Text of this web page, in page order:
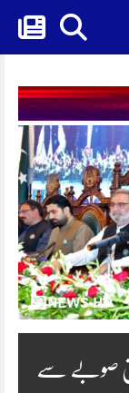
صوبے سے